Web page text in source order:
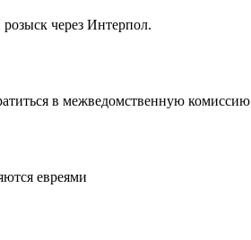
через Интерпол.
в межведомственную комиссию
евреями